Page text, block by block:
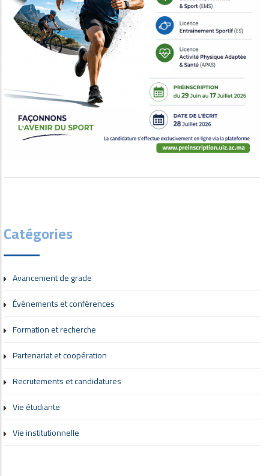
Catégories
Avancement de grade
Événements et conférences
Formation et recherche
Partenariat et coopération
Recrutements et candidatures
Vie étudiante
Vie institutionnelle